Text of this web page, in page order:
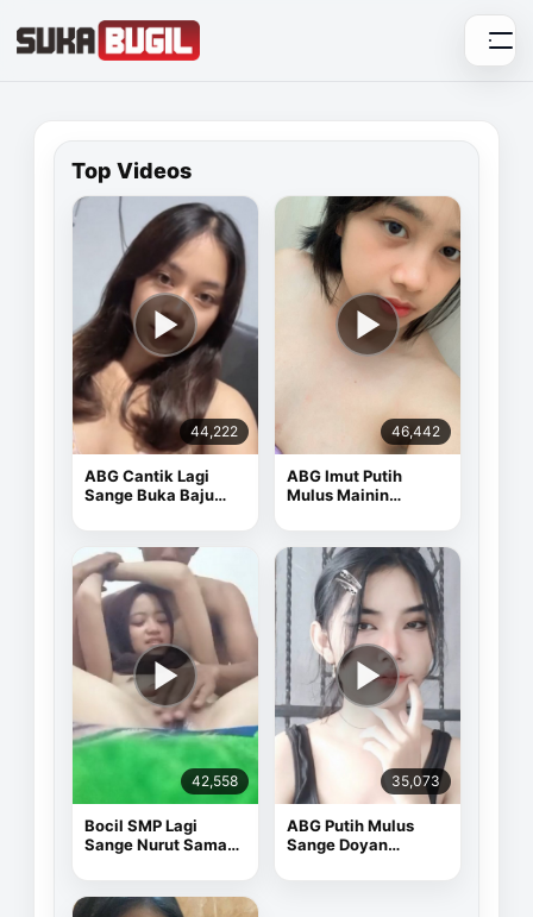
to
Top Videos
44,222
ABG Cantik Lagi
Sange Buka Baju
46,442
ABG Imut Putih
Mulus Mainin
42,558
Bocil SMP Lagi
Sange Nurut Sama
35,073
ABG Putih Mulus
Sange Doyan